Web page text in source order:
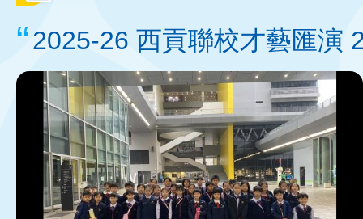
連
結
2025-26 西貢聯校才藝匯演